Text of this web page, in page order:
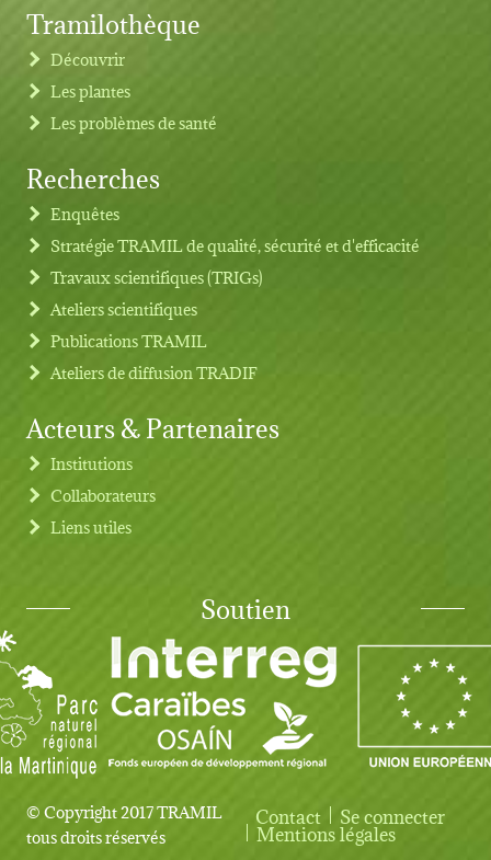
Footer menu
Tramilothèque
Découvrir
Les plantes
Les problèmes de santé
Recherches
Enquêtes
Stratégie TRAMIL de qualité, sécurité et d'efficacité
Travaux scientifiques (TRIGs)
Ateliers scientifiques
Publications TRAMIL
Ateliers de diffusion TRADIF
Acteurs & Partenaires
Institutions
Collaborateurs
Liens utiles
Soutien
© Copyright 2017 TRAMIL
tous droits réservés
User account menu
Contact Se connecter
Mentions légales